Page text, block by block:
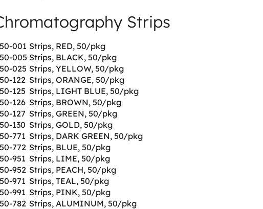
Strips
001 Strips, RED, 50/pkg
005 Strips, BLACK, 50/pkg
025 Strips, YELLOW, 50/pkg
122 Strips, ORANGE, 50/pkg
125 Strips, LIGHT BLUE, 50/pkg
126 Strips, BROWN, 50/pkg
127 Strips, GREEN, 50/pkg
130 Strips, GOLD, 50/pkg
771 Strips, DARK GREEN, 50/pkg
772 Strips, BLUE, 50/pkg
951 Strips, LIME, 50/pkg
952 Strips, PEACH, 50/pkg
971 Strips, TEAL, 50/pkg
991 Strips, PINK, 50/pkg
782 Strips, ALUMINUM, 50/pkg